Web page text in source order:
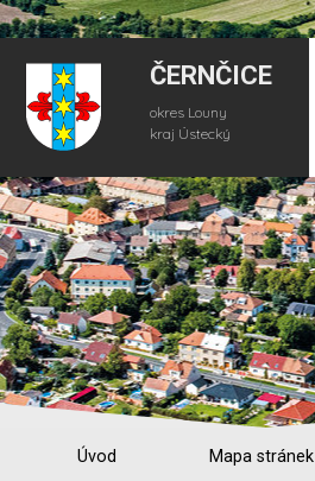
ČERNČICE
okres Louny
kraj Ústecký
Úvod Mapa stránek